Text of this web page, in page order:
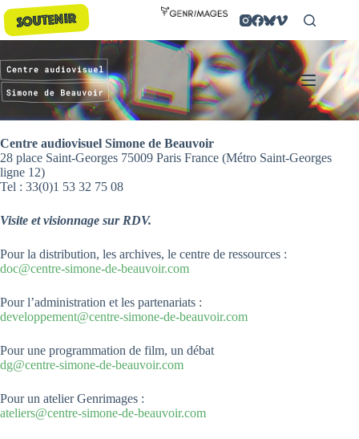
Passer
au
contenu
SOUTENIR
Centre audiovisuel Simone de Beauvoir
28 place Saint-Georges 75009 Paris France (Métro Saint-Georges
ligne 12)
Tel : 33(0)1 53 32 75 08
Visite et visionnage sur RDV.
Pour la distribution, les archives, le centre de ressources :
doc@centre-simone-de-beauvoir.com
Pour l’administration et les partenariats :
developpement@centre-simone-de-beauvoir.com
Pour une programmation de film, un débat
dg@centre-simone-de-beauvoir.com
Pour un atelier Genrimages :
ateliers@centre-simone-de-beauvoir.com